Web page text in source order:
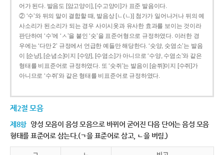
어가 된다. 발음도 [암고양이], [수고양이]가 표준 발음이다.
② ‘수’와 뒤의 말이 결합할 때, 발음상 [ㄴ(ㄴ)] 첨가가 일어나거나 뒤의 예
사소리가 된소리가 되는 경우 사이시옷과 유사한 효과를 보이는 것이라
판단하여 ‘수’에 ‘ㅅ’을 붙인 ‘숫’을 표준어형으로 규정하였다. 이러한 경
우에는 ‘다만 2’ 규정에서 언급한 예들만 해당한다. ‘숫양, 숫염소’는 발음
이 [순냥], [순념소]이지 [수양], [수염소]가 아니므로 ‘수양, 수염소’와 같은
형태를 비표준어로 규정하였다. 또 ‘숫쥐’는 발음이 [숟쮜]이지 [수쥐]가
아니므로 ‘수쥐’와 같은 형태를 비표준어로 규정하였다.
제2절 모음
제8항 양성 모음이 음성 모음으로 바뀌어 굳어진 다음 단어는 음성 모음
형태를 표준어로 삼는다.(ㄱ을 표준어로 삼고, ㄴ을 버림.)